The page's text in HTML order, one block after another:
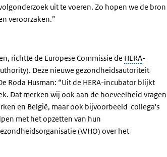
uit te voeren. Zo hopen we de bron
veroorzaken.”
richtte de Europese Commissie de HERA-
Deze nieuwe gezondheidsautoriteit
Roda Husman: “Uit de HERA-incubator blijkt
Dat merken wij ook aan de hoeveelheid vragen
en België, maar ook bijvoorbeeld collega's
met het opzetten van hun
(WHO) over het